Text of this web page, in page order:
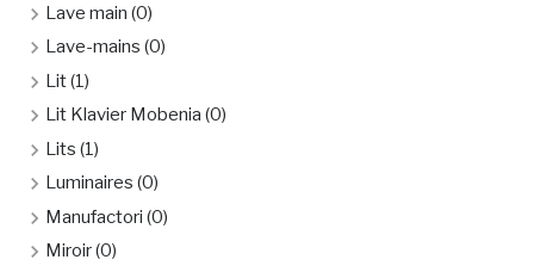
Lave main (0)
Lave-mains (0)
Lit(1)
Lit Klavier Mobenia (0)
Lits (1)
Luminaires (0)
Manufactori (0)
Miroir(0)